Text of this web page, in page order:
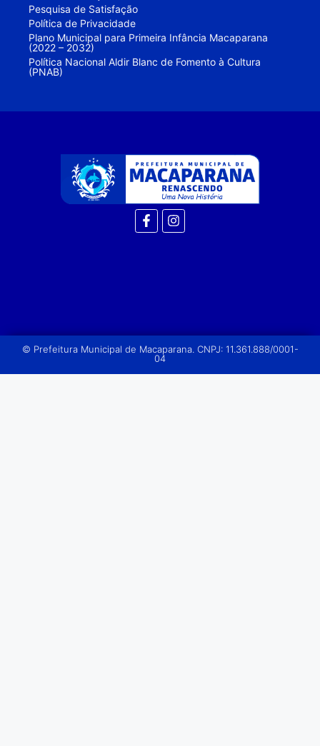
Pesquisa de Satisfação
Política de Privacidade
Plano Municipal para Primeira Infância Macaparana
(2022 – 2032)
Política Nacional Aldir Blanc de Fomento à Cultura
(PNAB)
© Prefeitura Municipal de Macaparana. CNPJ: 11.361.888/0001-
04